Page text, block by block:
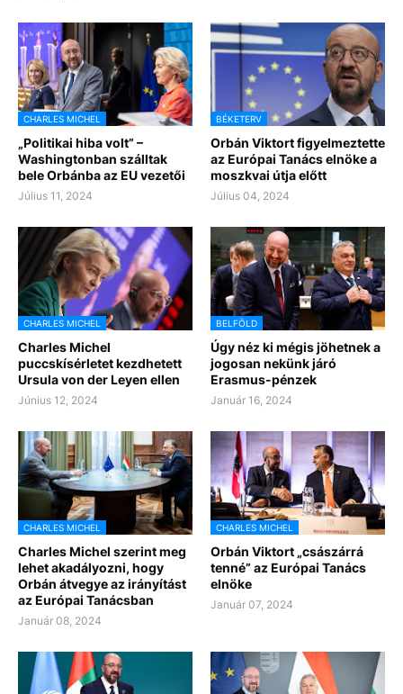
CHARLES MICHEL
„Politikai hiba volt” –
Washingtonban szálltak
bele Orbánba az EU vezetői
Július 11, 2024
BÉKETERV
Orbán Viktort figyelmeztette
az Európai Tanács elnöke a
moszkvai útja előtt
Július 04, 2024
CHARLES MICHEL
Charles Michel
puccskísérletet kezdhetett
Ursula von der Leyen ellen
Június 12, 2024
BELFÖLD
Úgy néz ki mégis jöhetnek a
jogosan nekünk járó
Erasmus-pénzek
Január 16, 2024
CHARLES MICHEL
Charles Michel szerint meg
lehet akadályozni, hogy
Orbán átvegye az irányítást
az Európai Tanácsban
Január 08, 2024
CHARLES MICHEL
Orbán Viktort „császárrá
tenné” az Európai Tanács
elnöke
Január 07, 2024